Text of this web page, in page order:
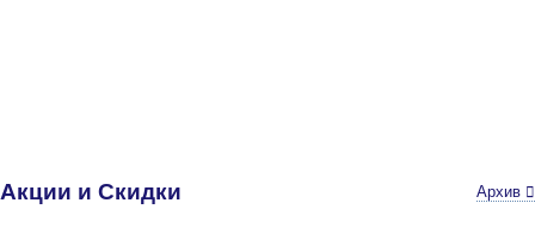
Акции и Скидки Архив